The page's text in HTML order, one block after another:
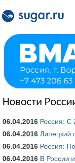
Новости
06.04.2016 Россия: С
06.04.2016 Липецкий
06.04.2016 Россия:
06.04.2016 В России